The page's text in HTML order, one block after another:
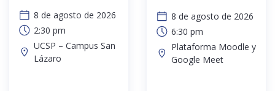
8 de agosto de 2026
2:30 pm
UCSP – Campus San
Lázaro
8 de agosto de 2026
6:30 pm
Plataforma Moodle y
Google Meet